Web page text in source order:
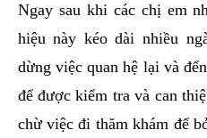
Ngay sau khi các chị em
hiệu này kéo dài nhiều
dừng việc quan hệ lại và
để được kiểm tra và can
chừ việc đi thăm khám để